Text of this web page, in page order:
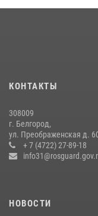
Белгородский
чемпионата войск
боксу
07 июля 2026, 16:59
КОНТАКТЫ
308009
г. Белгород,
ул. Преображенская д.
+ 7 (4722) 27-89-18
НОВОСТИ